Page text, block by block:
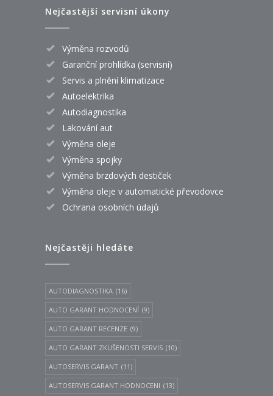
Nejčastější servisní úkony
Výměna rozvodů
Garanční prohlídka (servisní)
Servis a plnění klimatizace
Autoelektrika
Autodiagnostika
Lakování aut
Výměna oleje
Výměna spojky
Výměna brzdových destiček
Výměna oleje v automatické převodovce
Ochrana osobních údajů
Nejčastěji hledáte
AUTODIAGNOSTIKA (16)
AUTO GARANT HODNOCENÍ (9)
AUTO GARANT RECENZE (9)
AUTO GARANT ZKUŠENOSTI SERVIS (10)
AUTOSERVIS GARANT (11)
AUTOSERVIS GARANT HODNOCENI (13)